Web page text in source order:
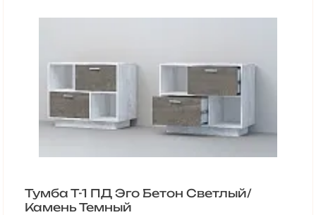
Тумба Т-1 ПД Эго Бетон Светлый/
Камень Темный